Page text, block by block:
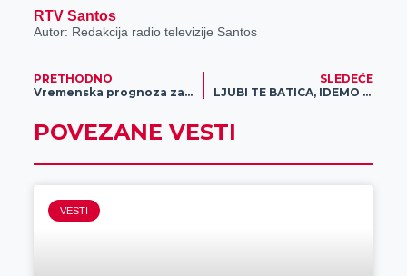
RTV Santos
Autor: Redakcija radio televizije Santos
PRETHODNO
Vremenska prognoza za 8. maj
SLEDEĆE
LJUBI TE BATICA, IDEMO NA EURO: Poslednja prilika da se nađeš u Nemačkoj – saznaj kako možeš da dođeš do karte!
POVEZANE VESTI
VESTI